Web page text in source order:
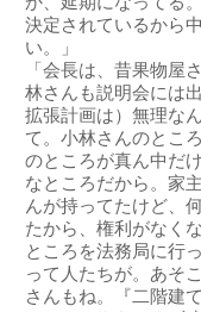
決定されているから
い。」
「会長は、昔果物屋
林さんも説明会には
拡張計画は）無理な
て。小林さんのとこ
のところが真ん中だ
なところだから。家
んが持ってたけど、
たから、権利がなく
ところを法務局に行
って人たちが。あそ
さんもね。『二階建